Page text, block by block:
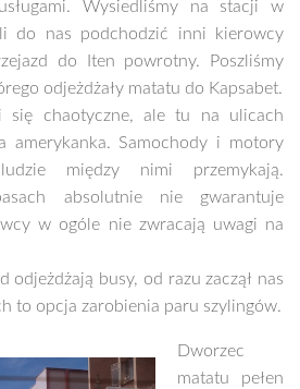
Wysiedliśmy na stacji w
do nas podchodzić inni kierowcy
do Iten powrotny. Poszliśmy
odjeżdżały matatu do Kapsabet.
się chaotyczne, ale tu na ulicach
amerykanka. Samochody i motory
między nimi przemykają.
absolutnie nie gwarantuje
w ogóle nie zwracają uwagi na
odjeżdżają busy, od razu zaczął nas
to opcja zarobienia paru szylingów.
Dworzec
matatu pełen